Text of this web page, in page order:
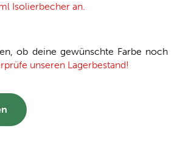
Isolierbecher an.
ob deine gewünschte Farbe noch
unseren Lagerbestand!